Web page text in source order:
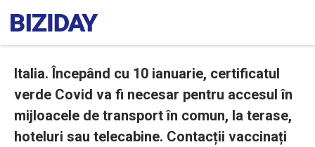
Italia. Începând cu 10 ianuarie, certificatul
verde Covid va fi necesar pentru accesul în
mijloacele de transport în comun, la terase,
hoteluri sau telecabine. Contacții vaccinați